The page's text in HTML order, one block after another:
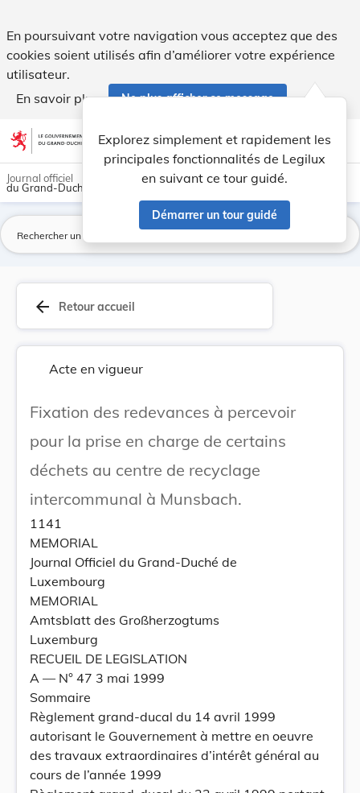
En poursuivant votre navigation vous acceptez que des
cookies soient utilisés afin d’améliorer votre expérience
utilisateur.
En savoir plus
Ne plus afficher ce message
Aller au contenu account_circle help Aide
Explorez simplement et rapidement les
principales fonctionnalités de Legilux
en suivant ce tour guidé.
Démarrer un tour guidé
light_mode dark_mode
Journal officiel
du Grand-Duché de Luxembourg
arrow_back Retour accueil
Acte en vigueur
Fixation des redevances à percevoir
pour la prise en charge de certains
déchets au centre de recyclage
intercommunal à Munsbach.
1141
MEMORIAL
Journal Officiel du Grand-Duché de
Luxembourg
MEMORIAL
Amtsblatt des Großherzogtums
Luxemburg
RECUEIL DE LEGISLATION
A –– N° 47 3 mai 1999
Sommaire
Règlement grand-ducal du 14 avril 1999
autorisant le Gouvernement à mettre en oeuvre
des travaux extraordinaires d’intérêt général au
cours de l’année 1999